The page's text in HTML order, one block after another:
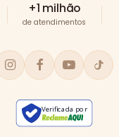
+1 milhão
de atendimentos
Verificada por